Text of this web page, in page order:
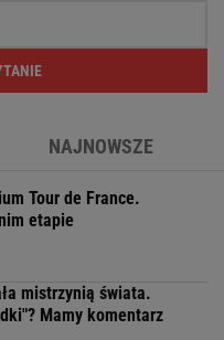
NAJNOWSZE
Tour de France.
etapie
mistrzynią świata.
Mamy komentarz